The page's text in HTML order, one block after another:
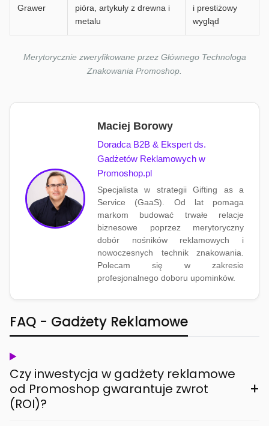
Grawer
pióra, artykuły z drewna i
metalu
i prestiżowy
wygląd
Merytorycznie zweryfikowane przez Głównego Technologa
Znakowania Promoshop.
Maciej Borowy
Doradca B2B & Ekspert ds.
Gadżetów Reklamowych w
Promoshop.pl
Specjalista w strategii Gifting as a
Service (GaaS). Od lat pomaga
markom budować trwałe relacje
biznesowe poprzez merytoryczny
dobór nośników reklamowych i
nowoczesnych technik znakowania.
Polecam się w zakresie
profesjonalnego doboru upominków.
FAQ - Gadżety Reklamowe
Czy inwestycja w gadżety reklamowe
od Promoshop gwarantuje zwrot
(ROI)?
+